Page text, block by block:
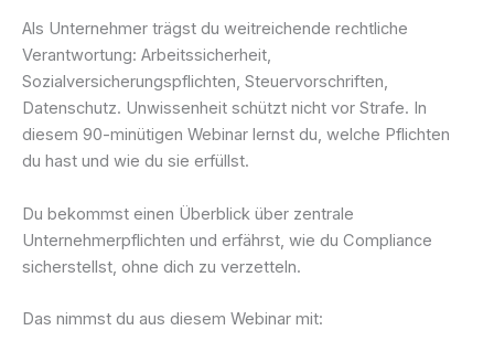
Als Unternehmer trägst du weitreichende rechtliche
Verantwortung: Arbeitssicherheit,
Sozialversicherungspflichten, Steuervorschriften,
Datenschutz. Unwissenheit schützt nicht vor Strafe. In
diesem 90-minütigen Webinar lernst du, welche Pflichten
du hast und wie du sie erfüllst.
Du bekommst einen Überblick über zentrale
Unternehmerpflichten und erfährst, wie du Compliance
sicherstellst, ohne dich zu verzetteln.
Das nimmst du aus diesem Webinar mit: